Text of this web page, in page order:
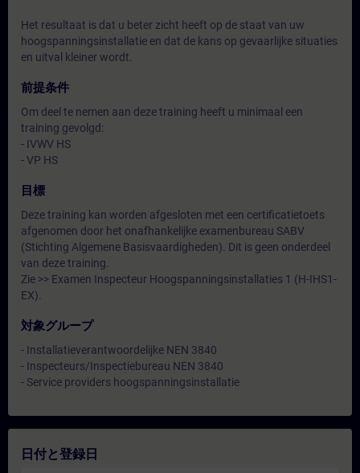
Het resultaat is dat u beter zicht heeft op de staat van uw
hoogspanningsinstallatie en dat de kans op gevaarlijke situaties
en uitval kleiner wordt.
前提条件
Om deel te nemen aan deze training heeft u minimaal een
training gevolgd:
- IVWV HS
- VP HS
目標
Deze training kan worden afgesloten met een certificatietoets
afgenomen door het onafhankelijke examenbureau SABV
(Stichting Algemene Basisvaardigheden). Dit is geen onderdeel
van deze training.
Zie >> Examen Inspecteur Hoogspanningsinstallaties 1 (H-IHS1-
EX).
対象グループ
- Installatieverantwoordelijke NEN 3840
- Inspecteurs/Inspectiebureau NEN 3840
- Service providers hoogspanningsinstallatie
日付と登録日